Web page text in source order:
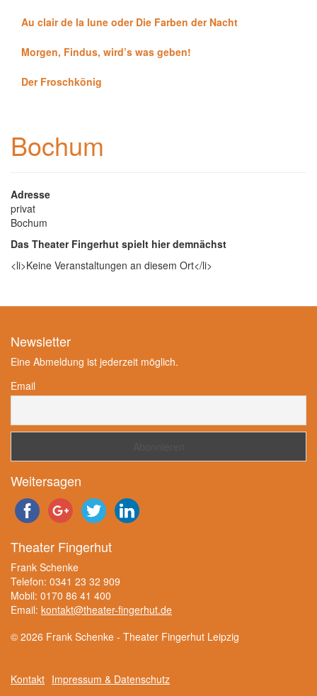
Au clair de la lune oder Die Farben der Nacht
Morgen, Findus, wird’s was geben!
Der Froschkönig
Bochum
Adresse
privat
Bochum
Das Theater Fingerhut spielt hier demnächst
<li>Keine Veranstaltungen an diesem Ort</li>
Newsletter
Eine Abmeldung ist jederzeit möglich.
Email
Weitersagen
Theater Fingerhut
Frank Schenke
Telefon: 0341 23 32 909
Mobil: 0170 86 41 400
Email: kontakt@theater-fingerhut.de
© 2026 Frank Schenke - Theater Fingerhut Leipzig
Kontakt Impressum & Datenschutz